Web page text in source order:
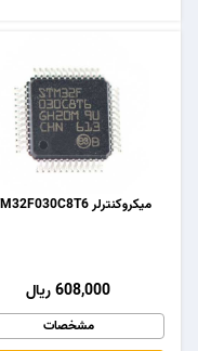
میکروکنترلر STM32F030C8T6
608,000 ریال
مشخصات